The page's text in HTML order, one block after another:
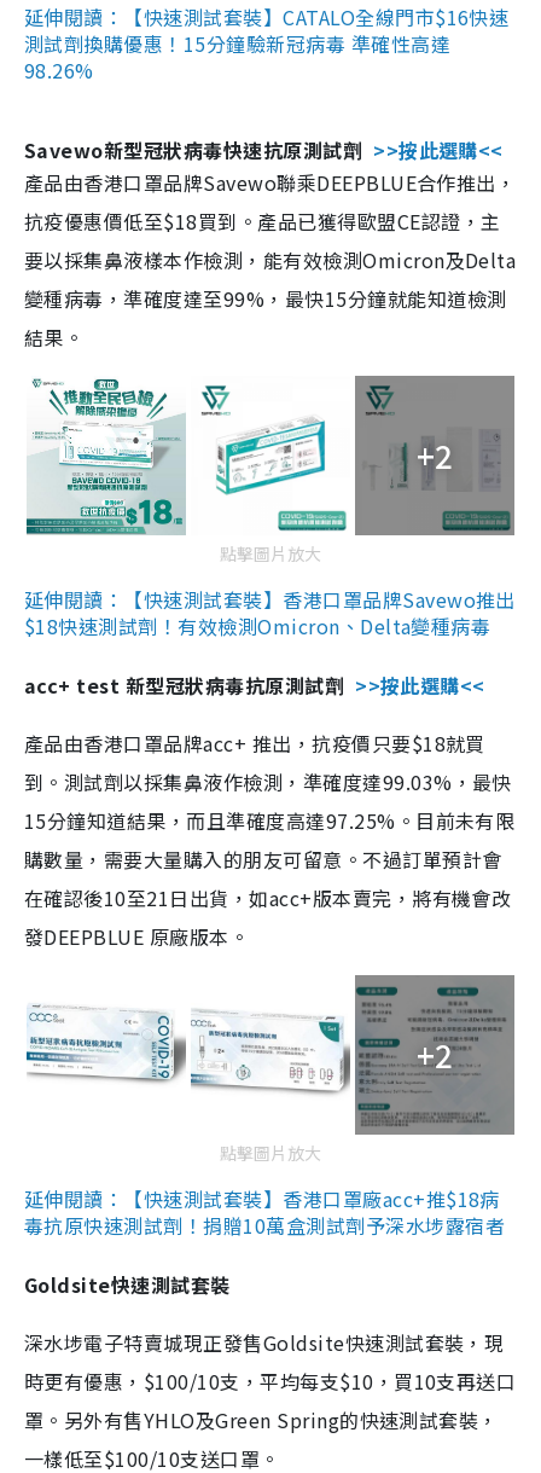
延伸閱讀：【快速測試套裝】CATALO全線門市$16快速
測試劑換購優惠！15分鐘驗新冠病毒 準確性高達
98.26%
Savewo新型冠狀病毒快速抗原測試劑 >>按此選購<<
產品由香港口罩品牌Savewo聯乘DEEPBLUE合作推出，
抗疫優惠價低至$18買到。產品已獲得歐盟CE認證，主
要以採集鼻液樣本作檢測，能有效檢測Omicron及Delta
變種病毒，準確度達至99%，最快15分鐘就能知道檢測
結果。
+2
點擊圖片放大
延伸閱讀：【快速測試套裝】香港口罩品牌Savewo推出
$18快速測試劑！有效檢測Omicron、Delta變種病毒
acc+ test 新型冠狀病毒抗原測試劑 >>按此選購<<
產品由香港口罩品牌acc+ 推出，抗疫價只要$18就買
到。測試劑以採集鼻液作檢測，準確度達99.03%，最快
15分鐘知道結果，而且準確度高達97.25%。目前未有限
購數量，需要大量購入的朋友可留意。不過訂單預計會
在確認後10至21日出貨，如acc+版本賣完，將有機會改
發DEEPBLUE 原廠版本。
+2
點擊圖片放大
延伸閱讀：【快速測試套裝】香港口罩廠acc+推$18病
毒抗原快速測試劑！捐贈10萬盒測試劑予深水埗露宿者
Goldsite快速測試套裝
深水埗電子特賣城現正發售Goldsite快速測試套裝，現
時更有優惠，$100/10支，平均每支$10，買10支再送口
罩。另外有售YHLO及Green Spring的快速測試套裝，
一樣低至$100/10支送口罩。